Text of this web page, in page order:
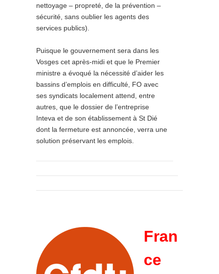
nettoyage – propreté, de la prévention –
sécurité, sans oublier les agents des
services publics).
Puisque le gouvernement sera dans les
Vosges cet après-midi et que le Premier
ministre a évoqué la nécessité d’aider les
bassins d’emplois en difficulté, FO avec
ses syndicats localement attend, entre
autres, que le dossier de l’entreprise
Inteva et de son établissement à St Dié
dont la fermeture est annoncée, verra une
solution préservant les emplois.
Fran
ce